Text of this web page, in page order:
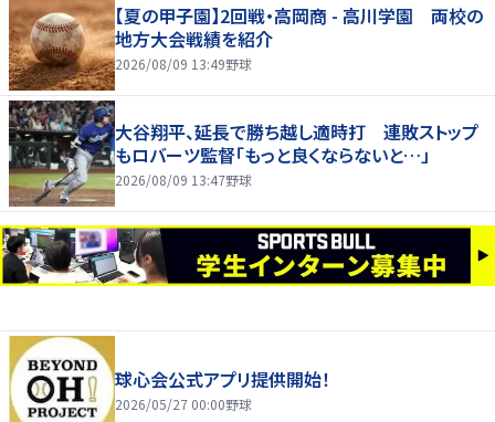
【夏の甲子園】2回戦・高岡商 - 高川学園 両校の
地方大会戦績を紹介
2026/08/09 13:49野球
大谷翔平、延長で勝ち越し適時打 連敗ストップ
もロバーツ監督「もっと良くならないと…」
2026/08/09 13:47野球
球心会公式アプリ提供開始！
2026/05/27 00:00野球